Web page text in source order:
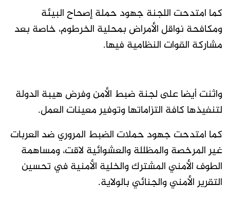
كما امتدحت اللجنة جهود حملة إصحاح البيئة
ومكافحة نواقل الأمراض بمحلية الخرطوم، خاصة بعد
مشاركة القوات النظامية فيها.
واثنت أيضا على لجنة ضبط الأمن وفرض هيبة الدولة
لتنفيذها كافة التزاماتها وتوفير معينات العمل.
كما امتدحت جهود حملات الضبط المروري ضد العربات
غير المرخصة والمظللة والعشوائية لاقت، ومساهمة
الطوف الأمني المشترك والخلية الأمنية في تحسين
التقرير الأمني والجنائي بالولاية.